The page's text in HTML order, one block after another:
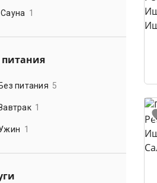
Сауна 1
питания 5
1
1